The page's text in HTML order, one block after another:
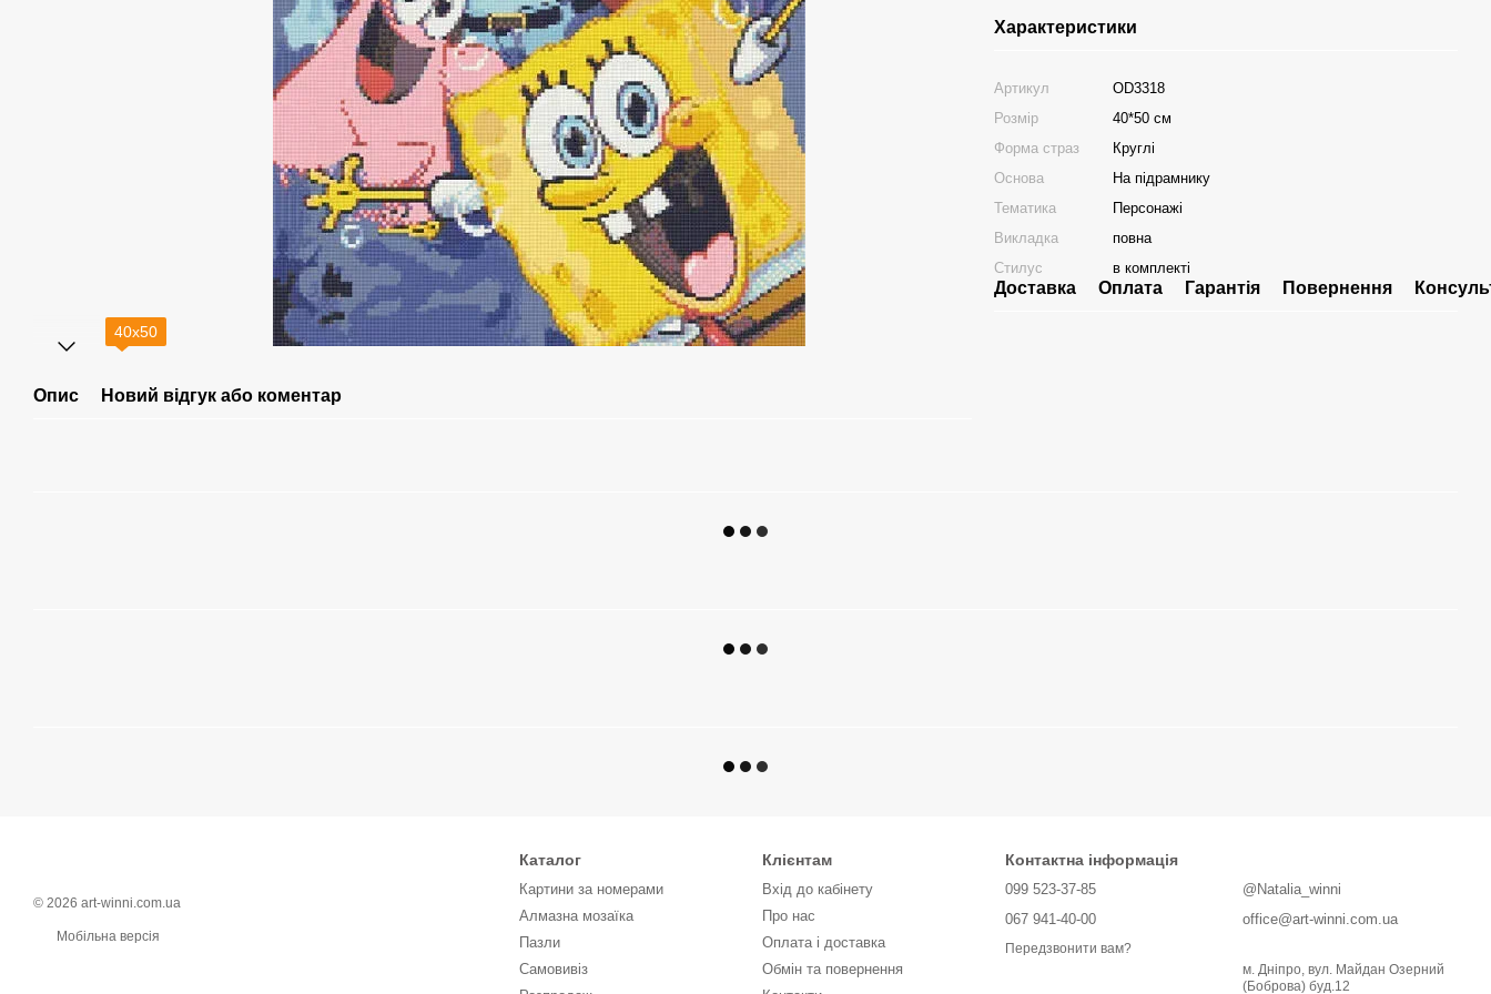
40х50
Опис Новий відгук або коментар
Характеристики
Артикул
OD3318
Розмір
40*50 см
Форма страз
Круглі
Основа
На підрамнику
Тематика
Персонажі
Викладка
повна
Стилус
в комплекті
Доставка Оплата Гарантія Повернення
© 2026 art-winni.com.ua
Мобільна версія
Каталог
Картини за номерами
Алмазна мозаїка
Пазли
Самовивіз
Клієнтам
Вхід до кабінету
Про нас
Оплата і доставка
Обмін та повернення
Контактна інформація
099 523-37-85
067 941-40-00
Передзвонити вам?
@Natalia_winni
office@art-winni.com.ua
м. Дніпро, вул. Майдан Озерний
(Боброва) буд.12